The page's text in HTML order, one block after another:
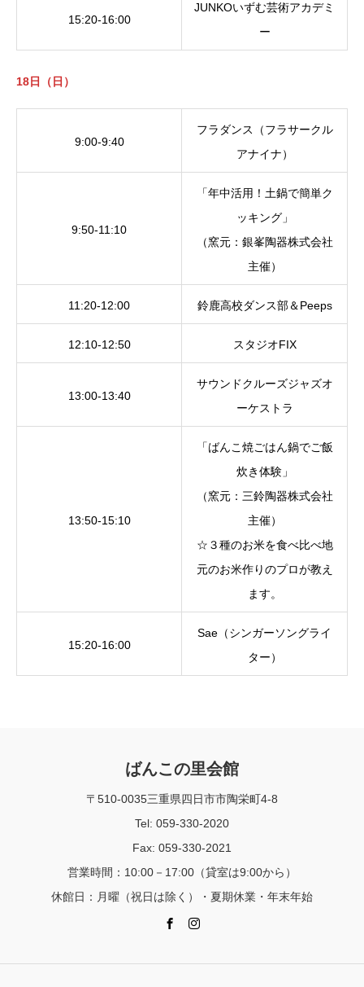
15:20-16:00
JUNKOいずむ芸術アカデミ
ー
18日（日）
9:00-9:40
フラダンス（フラサークル
アナイナ）
9:50-11:10
「年中活用！土鍋で簡単ク
ッキング」
（窯元：銀峯陶器株式会社
主催）
11:20-12:00 鈴鹿高校ダンス部＆Peeps
12:10-12:50 スタジオFIX
13:00-13:40
サウンドクルーズジャズオ
ーケストラ
13:50-15:10
「ばんこ焼ごはん鍋でご飯
炊き体験」
（窯元：三鈴陶器株式会社
主催）
☆３種のお米を食べ比べ地
元のお米作りのプロが教え
ます。
15:20-16:00
Sae（シンガーソングライ
ター）
ばんこの里会館
〒510-0035三重県四日市市陶栄町4-8
Tel: 059-330-2020
Fax: 059-330-2021
営業時間：10:00－17:00（貸室は9:00から）
休館日：月曜（祝日は除く）・夏期休業・年末年始